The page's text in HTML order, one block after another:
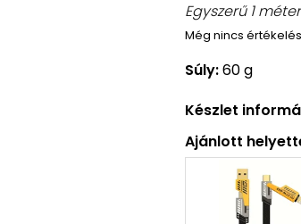
Egyszerű 1
Még nincs értékelés
Súly:60 g
Készlet
Ajánlott